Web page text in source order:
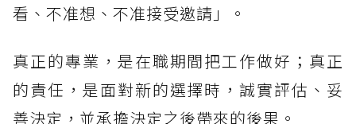
看、不准想、不准接受邀請」。
真正的專業，是在職期間把工作做好；真正
的責任，是面對新的選擇時，誠實評估、妥
善決定，並承擔決定之後帶來的後果。